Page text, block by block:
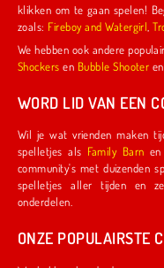
klikken om te gaan spelen! Begin met spelletjes die door
zoals:
Fireboy and Watergirl ,
Shockers en Bubble Shooter
WORD LID VAN EEN
Wil je wat vrienden maken
spelletjes als
Family Barn en
community's met duizenden
spelletjes aller tijden en ze hebben een heleboel
onderdelen.
ONZE POPULAIRSTE